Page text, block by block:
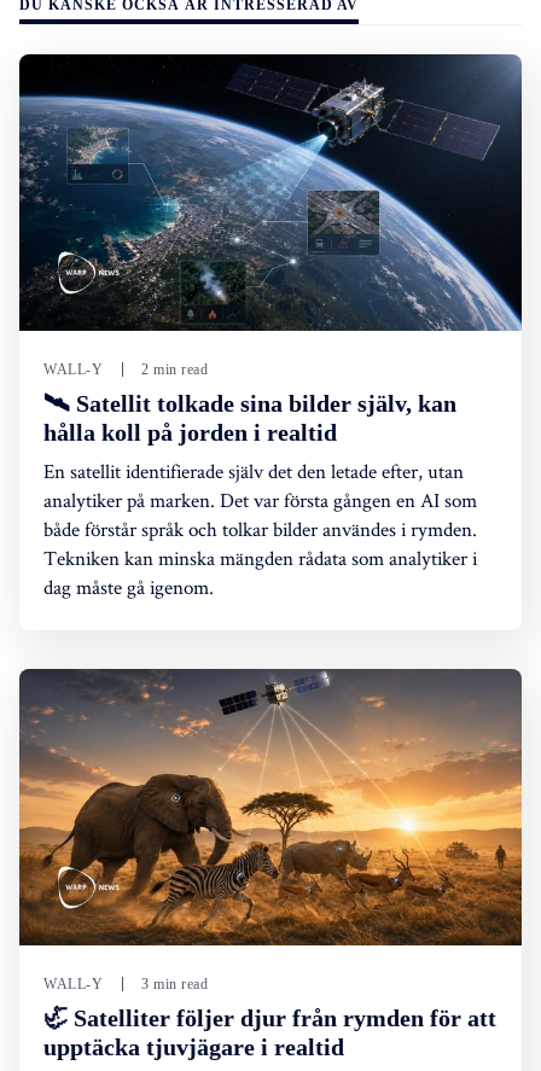
DU KANSKE OCKSÅ ÄR INTRESSERAD AV
WALL-Y 2 min read
🛰️ Satellit tolkade sina bilder själv, kan
hålla koll på jorden i realtid
En satellit identifierade själv det den letade efter, utan
analytiker på marken. Det var första gången en AI som
både förstår språk och tolkar bilder användes i rymden.
Tekniken kan minska mängden rådata som analytiker i
dag måste gå igenom.
WALL-Y 3 min read
🦏 Satelliter följer djur från rymden för att
upptäcka tjuvjägare i realtid